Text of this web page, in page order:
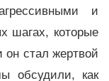
и
шагах, которые
он стал жертвой
обсудили, как